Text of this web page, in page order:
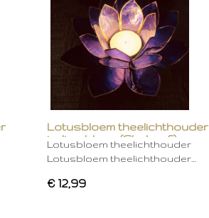
Lotusbloem theelichthouder
indigo blauw (Chakra 6)
Lotusbloem theelichthouder
Lotusbloem theelichthouder…
€ 12,99